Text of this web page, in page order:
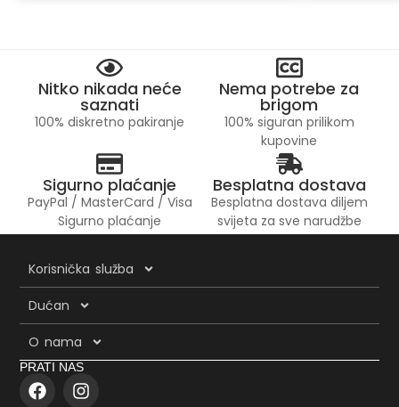
Nitko nikada neće
saznati
100% diskretno pakiranje
Nema potrebe za
brigom
100% siguran prilikom
kupovine
Sigurno plaćanje
PayPal / MasterCard / Visa
Sigurno plaćanje
Besplatna dostava
Besplatna dostava diljem
svijeta za sve narudžbe
Korisnička služba
Dućan
O nama
PRATI NAS